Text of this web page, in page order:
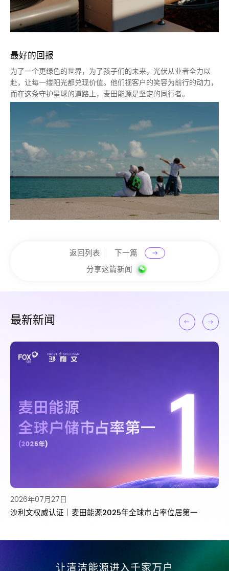
最好的回报
为了一个更绿色的世界，为了孩子们的未来，光伏从业者全力以
赴，让每一缕阳光都兑现价值。他们视客户的笑容为前行的动力，
而在这条守护星球的道路上，麦田能源是坚定的同行者。
返回列表
下一篇
分享这篇新闻
最新新闻
2026年07月27日
沙利文权威认证｜麦田能源2025年全球市占率位居第一
让清洁能源进入千家万户